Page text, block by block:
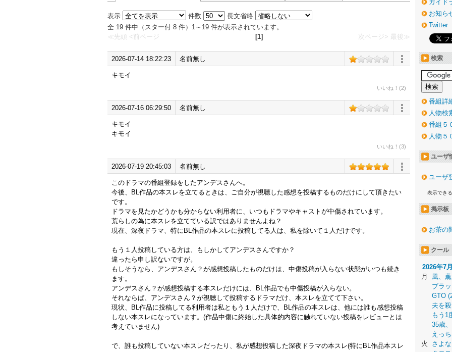
表示 件数
長文省略
全 19 件中（スター付 8 件）1～19 件が表示されています。
≪先頭 <前ページ 次ページ> 最後≫
[1]
2026-07-14 18:22:23 名前無し
キモイ
いいね！(2)
2026-07-16 06:29:50 名前無し
キモイ
キモイ
いいね！(3)
2026-07-19 20:45:03 名前無し
このドラマの番組登録をしたアンデスさんへ。
今後、BL作品の本スレを立てるときは、ご自分が視聴した感想を投稿するものだけにして頂きたい
です。
ドラマを見たかどうかも分からない利用者に、いつもドラマやキャストが中傷されています。
荒らしの為に本スレを立てている訳ではありませんよね？
現在、深夜ドラマ、特にBL作品の本スレに投稿してる人は、私を除いて１人だけです。
もう１人投稿している方は、もしかしてアンデスさんですか？
違ったら申し訳ないですが。
もしそうなら、アンデスさん？が感想投稿したものだけは、中傷投稿が入らない状態がいつも続き
ます。
アンデスさん？が感想投稿する本スレだけには、BL作品でも中傷投稿が入らない。
それならば、アンデスさん？が視聴して投稿するドラマだけ、本スレを立てて下さい。
現状、BL作品に投稿してる利用者は私ともう１人だけで、BL作品の本スレは、他には誰も感想投稿
しない本スレになっています。(作品中傷に終始した具体的内容に触れていない投稿をレビューとは
考えていません)
で、誰も投稿していない本スレだったり、私が感想投稿した深夜ドラマの本スレ(特にBL作品本スレ
ガイド
お知ら
Twitter
検索
番組詳
人物検
番組５
人物５
ユーザ
ユーザ
表示でき
掲示板
お茶の
クール
2026年7
月
風、
ブラ
GTO
夫を
もう1
35歳
えっ
火
さよ